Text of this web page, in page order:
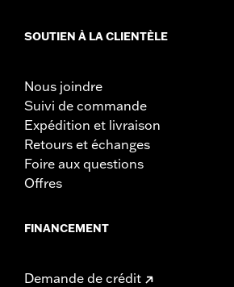
SOUTIEN À LA CLIENTÈLE
Nous joindre
Suivi de commande
Expédition et livraison
Retours et échanges
Foire aux questions
Offres
FINANCEMENT
Demande de crédit